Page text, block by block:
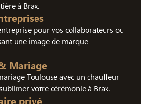
à Brax.
pour vos collaborateurs ou
une image de marque
Mariage
Toulouse avec un chauffeur
votre cérémonie à Brax.
privé